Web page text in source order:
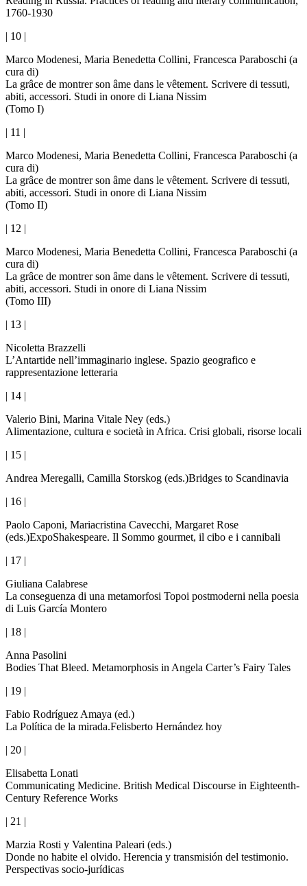
1760-1930
| 10 |
Marco Modenesi, Maria Benedetta Collini, Francesca Paraboschi (a
cura di)
La grâce de montrer son âme dans le vêtement. Scrivere di tessuti,
abiti, accessori. Studi in onore di Liana Nissim
(Tomo I)
| 11 |
Marco Modenesi, Maria Benedetta Collini, Francesca Paraboschi (a
cura di)
La grâce de montrer son âme dans le vêtement. Scrivere di tessuti,
abiti, accessori. Studi in onore di Liana Nissim
(Tomo II)
| 12 |
Marco Modenesi, Maria Benedetta Collini, Francesca Paraboschi (a
cura di)
La grâce de montrer son âme dans le vêtement. Scrivere di tessuti,
abiti, accessori. Studi in onore di Liana Nissim
(Tomo III)
| 13 |
Nicoletta Brazzelli
L’Antartide nell’immaginario inglese. Spazio geografico e
rappresentazione letteraria
| 14 |
Valerio Bini, Marina Vitale Ney (eds.)
Alimentazione, cultura e società in Africa. Crisi globali, risorse locali
| 15 |
Andrea Meregalli, Camilla Storskog (eds.)Bridges to Scandinavia
| 16 |
Paolo Caponi, Mariacristina Cavecchi, Margaret Rose
(eds.)ExpoShakespeare. Il Sommo gourmet, il cibo e i cannibali
| 17 |
Giuliana Calabrese
La conseguenza di una metamorfosi Topoi postmoderni nella poesia
di Luis García Montero
| 18 |
Anna Pasolini
Bodies That Bleed. Metamorphosis in Angela Carter’s Fairy Tales
| 19 |
Fabio Rodríguez Amaya (ed.)
La Política de la mirada.Felisberto Hernández hoy
| 20 |
Elisabetta Lonati
Communicating Medicine. British Medical Discourse in Eighteenth-
Century Reference Works
| 21 |
Marzia Rosti y Valentina Paleari (eds.)
Donde no habite el olvido. Herencia y transmisión del testimonio.
Perspectivas socio-jurídicas